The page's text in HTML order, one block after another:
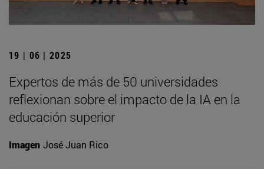
19 | 06 | 2025
Expertos de más de 50 universidades
reflexionan sobre el impacto de la IA en la
educación superior
Imagen José Juan Rico